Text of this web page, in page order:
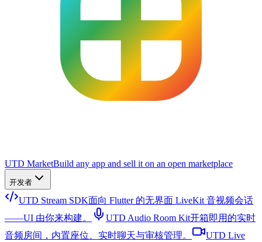
UTD MarketBuild any app and sell it on an open marketplace
开发者
UTD Stream SDK面向 Flutter 的无界面 LiveKit 音视频会话
——UI 由你来构建。
UTD Audio Room Kit开箱即用的实时
音频房间，内置座位、实时聊天与审核管理。
UTD Live